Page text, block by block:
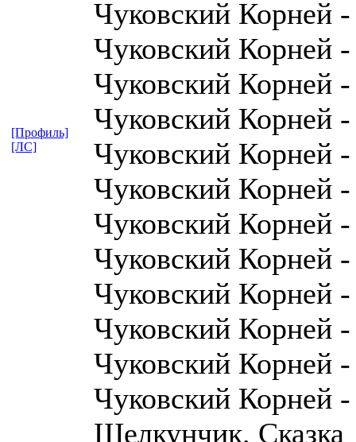
Чуковский Корней
Чуковский Корней
Чуковский Корней
Чуковский Корней
Чуковский Корней -
Чуковский Корней
Чуковский Корней
Чуковский Корней
Чуковский Корней
Чуковский Корней
Чуковский Корней
Чуковский Корней
Шелкунчик. Сказка
[Профиль]
[ЛС]